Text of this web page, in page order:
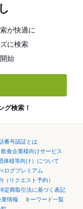
が快適に
に検索
始
グ検索！
番号認証とは
食企業様向けサービス
体様等向け）について
ログプレミアム
（リクエスト予約）
定商取引法に基づく表記
業情報
キーワード一覧